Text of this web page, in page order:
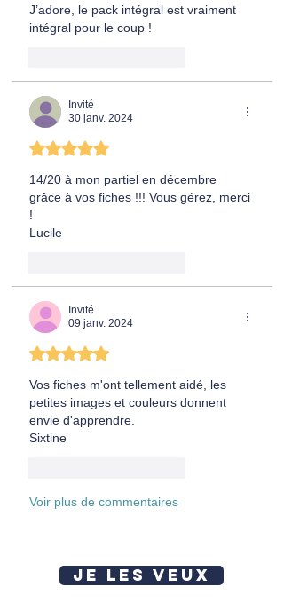
J’adore, le pack intégral est vraiment
intégral pour le coup !
Invité
30 janv. 2024
Noté 5 étoiles sur 5.
14/20 à mon partiel en décembre
grâce à vos fiches !!! Vous gérez, merci
!
Lucile
Invité
09 janv. 2024
Noté 5 étoiles sur 5.
Vos fiches m'ont tellement aidé, les
petites images et couleurs donnent
envie d'apprendre.
Sixtine
Voir plus de commentaires
JE LES VEUX